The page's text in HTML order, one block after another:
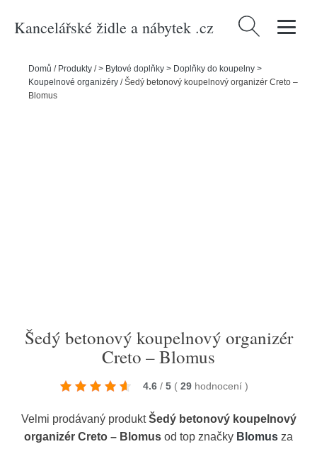
Kancelářské židle a nábytek .cz Vyhledávání
Domů / Produkty /> Bytové doplňky > Doplňky do koupelny >
Koupelnové organizéry /Šedý betonový koupelnový organizér Creto –
Blomus
Šedý betonový koupelnový organizér
Creto – Blomus
4.6 / 5 ( 29 hodnocení )
Velmi prodávaný produktŠedý betonový koupelnový
organizér Creto – Blomus od top značky Blomus za